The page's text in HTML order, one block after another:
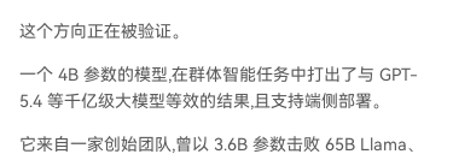
这个方向正在被验证。
一个 4B 参数的模型,在群体智能任务中打出了与 GPT-
5.4 等千亿级大模型等效的结果,且支持端侧部署。
它来自一家创始团队,曾以 3.6B 参数击败 65B Llama、